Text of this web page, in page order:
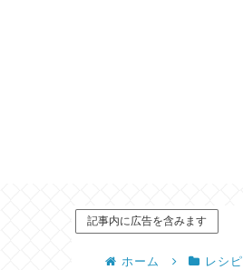
記事内に広告を含みます
ホーム レシピ